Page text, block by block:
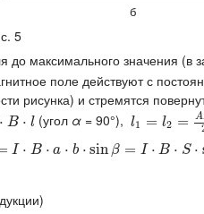
б
5
максимального значения (в
поле действуют с
рисунка) и стремятся
⋅ B ⋅ l(угол α= 90°), l1 = l2 = A
l1 =l2 =A D2 sin
I ⋅ B ⋅ a ⋅ b ⋅ sin β = I ⋅ B ⋅ S ⋅
⋅S⋅sinβ